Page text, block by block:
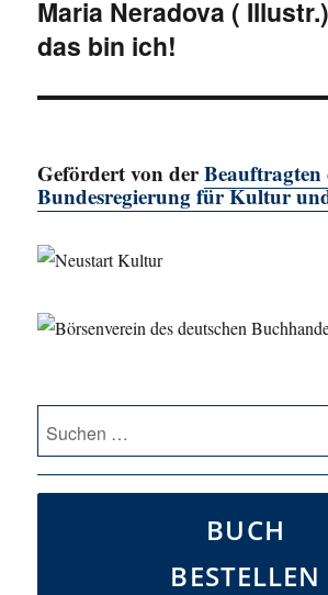
Nächster
Beitrag:
Maria Neradova (
das bin ich!
Gefördert von derBeauftragten
Bundesregierung für Kultur
Suche
nach:
BUCH
BESTELLEN